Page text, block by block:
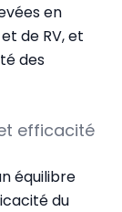
en
de RV, et
des
efficacité
équilibre
du